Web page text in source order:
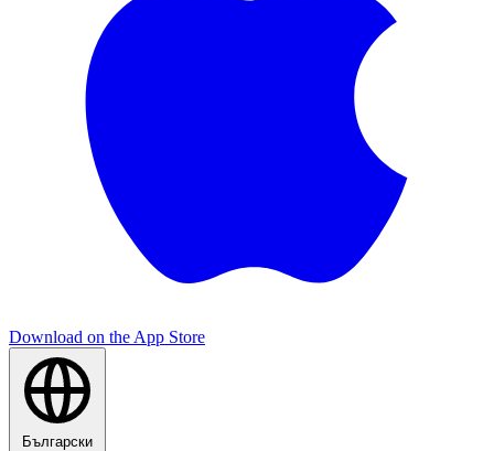
Download on the App Store
Български